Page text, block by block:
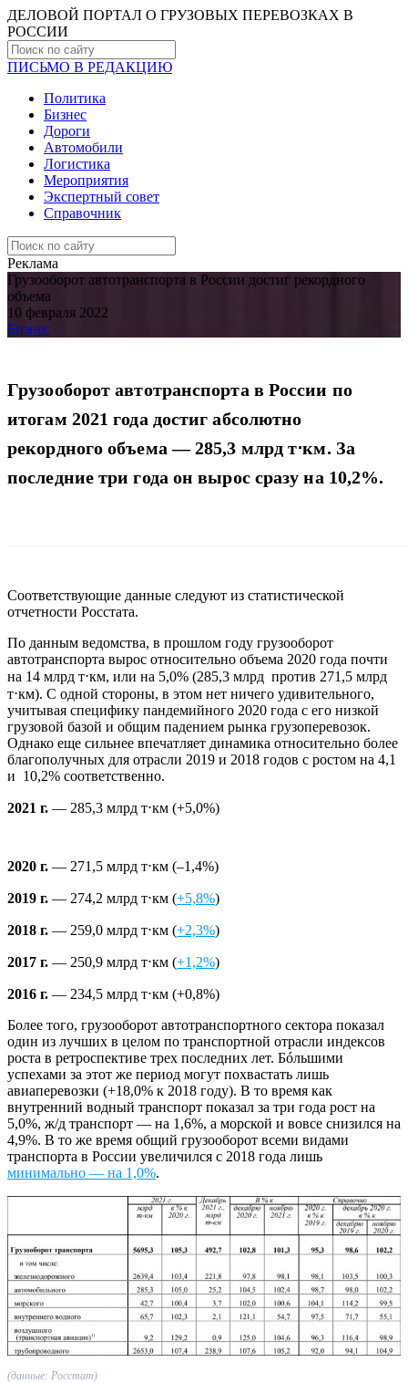
ДЕЛОВОЙ ПОРТАЛ О ГРУЗОВЫХ ПЕРЕВОЗКАХ В
РОCСИИ
ПИСЬМО В РЕДАКЦИЮ
Политика
Бизнес
Дороги
Автомобили
Логистика
Мероприятия
Экспертный совет
Справочник
Реклама
Грузооборот автотранспорта в России достиг рекордного
объема
10 февраля 2022
Бизнес
Грузооборот автотранспорта в России по
итогам 2021 года достиг абсолютно
рекордного объема — 285,3 млрд т⋅км. За
последние три года он вырос сразу на 10,2%.
Соответствующие данные следуют из статистической
отчетности Росстата.
По данным ведомства, в прошлом году грузооборот
автотранспорта вырос относительно объема 2020 года почти
на 14 млрд т⋅км, или на 5,0% (285,3 млрд против 271,5 млрд
т⋅км). С одной стороны, в этом нет ничего удивительного,
учитывая специфику пандемийного 2020 года с его низкой
грузовой базой и общим падением рынка грузоперевозок.
Однако еще сильнее впечатляет динамика относительно более
благополучных для отрасли 2019 и 2018 годов с ростом на 4,1
и 10,2% соответственно.
2021 г. — 285,3 млрд т⋅км (+5,0%)
2020 г. — 271,5 млрд т⋅км (–1,4%)
2019 г. — 274,2 млрд т⋅км (+5,8%)
2018 г. — 259,0 млрд т⋅км (+2,3%)
2017 г. — 250,9 млрд т⋅км (+1,2%)
2016 г. — 234,5 млрд т⋅км (+0,8%)
Более того, грузооборот автотранспортного сектора показал
один из лучших в целом по транспортной отрасли индексов
роста в ретроспективе трех последних лет. Бóльшими
успехами за этот же период могут похвастать лишь
авиаперевозки (+18,0% к 2018 году). В то время как
внутренний водный транспорт показал за три года рост на
5,0%, ж/д транспорт — на 1,6%, а морской и вовсе снизился на
4,9%. В то же время общий грузооборот всеми видами
транспорта в России увеличился с 2018 года лишь
минимально — на 1,0%.
(данные: Росстат)